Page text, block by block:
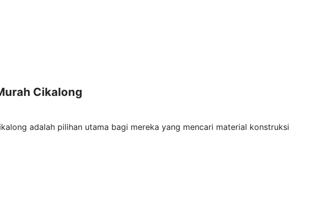
Cikalong
adalah pilihan utama bagi mereka yang mencari material konstruksi